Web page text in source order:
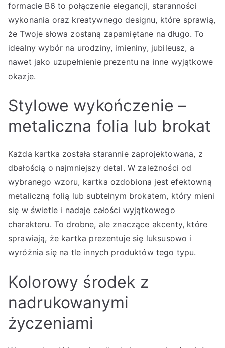
formacie B6 to połączenie elegancji, staranności
wykonania oraz kreatywnego designu, które sprawią,
że Twoje słowa zostaną zapamiętane na długo. To
idealny wybór na urodziny, imieniny, jubileusz, a
nawet jako uzupełnienie prezentu na inne wyjątkowe
okazje.
Stylowe wykończenie –
metaliczna folia lub brokat
Każda kartka została starannie zaprojektowana, z
dbałością o najmniejszy detal. W zależności od
wybranego wzoru, kartka ozdobiona jest efektowną
metaliczną folią lub subtelnym brokatem, który mieni
się w świetle i nadaje całości wyjątkowego
charakteru. To drobne, ale znaczące akcenty, które
sprawiają, że kartka prezentuje się luksusowo i
wyróżnia się na tle innych produktów tego typu.
Kolorowy środek z
nadrukowanymi
życzeniami